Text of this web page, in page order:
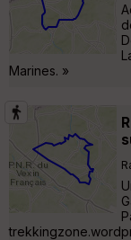
Marines. »